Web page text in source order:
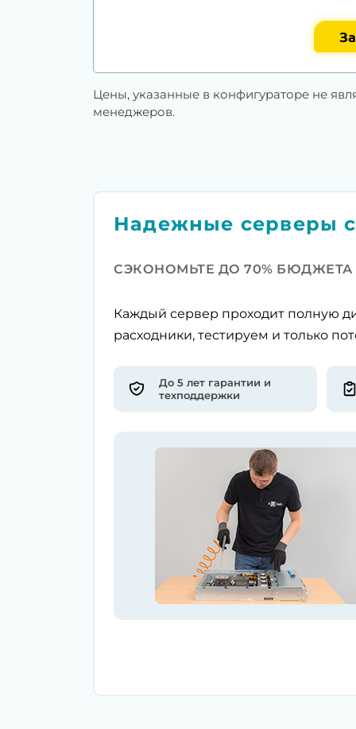
Цены, указанные в конфигураторе не
менеджеров.
Надежные серверы
СЭКОНОМЬТЕ ДО 70% БЮДЖЕТА
Каждый сервер проходит полную
расходники, тестируем и только
До 5 лет гарантии и
техподдержки